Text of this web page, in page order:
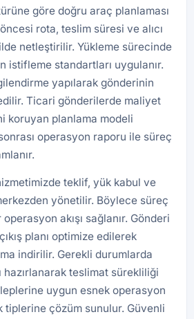
göre doğru araç planlaması
rota, teslim süresi ve alıcı
netleştirilir. Yükleme sürecinde
istifleme standartları uygulanır.
yapılarak gönderinin
Ticari gönderilerde maliyet
koruyan planlama modeli
operasyon raporu ile süreç
teklif, yük kabul ve
yönetilir. Böylece süreç
akışı sağlanır. Gönderi
planı optimize edilerek
indirilir. Gerekli durumlarda
teslimat sürekliliği
uygun esnek operasyon
tiplerine çözüm sunulur. Güvenli